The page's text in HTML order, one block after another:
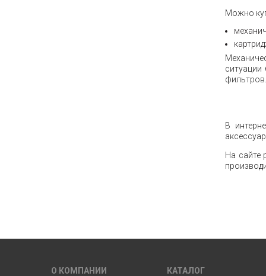
Можно
фильтров.
В
На сайте
О КОМПАНИИ КАТАЛОГ